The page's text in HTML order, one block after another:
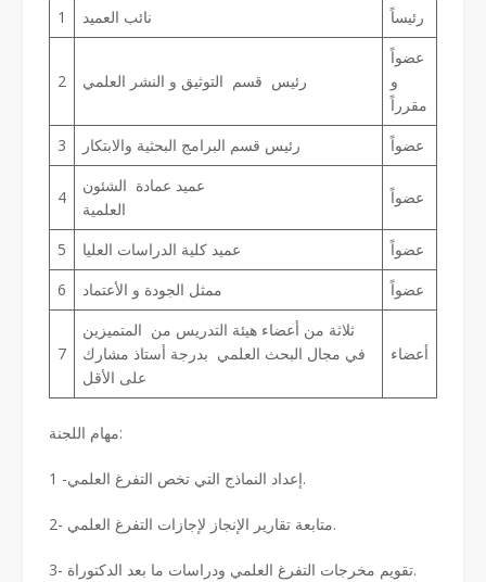
1 نائب العميد رئيساً
2 رئيس قسم التوثيق و النشر العلمي
عضواً
و
مقرراً
3
رئيس قسم البرامج البحثية والابتكار عضواً
4
عميد عمادة الشئون
عضواً
5 عميد كلية الدراسات العليا
عضواً
6
ممثل الجودة و الأعتماد عضواً
7
ثلاثة من أعضاء هيئة التدريس من المتميزين
في مجال البحث العلمي بدرجة أستاذ مشارك
أعضاء
مهام اللجنة:
1 -إعداد النماذج التي تخص التفرغ العلمي.
2- متابعة تقارير الإنجاز لإجازات التفرغ العلمي.
3- تقويم مخرجات التفرغ العلمي ودراسات ما بعد الدكتوراة.